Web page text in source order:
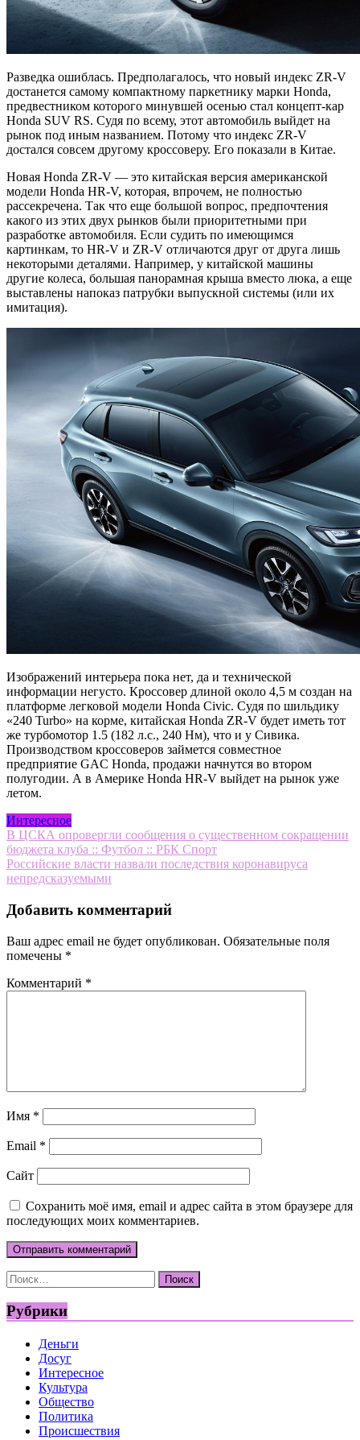
Разведка ошиблась. Предполагалось, что новый индекс ZR-V
достанется самому компактному паркетнику марки Honda,
предвестником которого минувшей осенью стал концепт-кар
Honda SUV RS. Судя по всему, этот автомобиль выйдет на
рынок под иным названием. Потому что индекс ZR-V
достался совсем другому кроссоверу. Его показали в Китае.
Новая Honda ZR-V — это китайская версия американской
модели Honda HR-V, которая, впрочем, не полностью
рассекречена. Так что еще большой вопрос, предпочтения
какого из этих двух рынков были приоритетными при
разработке автомобиля. Если судить по имеющимся
картинкам, то HR-V и ZR-V отличаются друг от друга лишь
некоторыми деталями. Например, у китайской машины
другие колеса, большая панорамная крыша вместо люка, а еще
выставлены напоказ патрубки выпускной системы (или их
имитация).
Изображений интерьера пока нет, да и технической
информации негусто. Кроссовер длиной около 4,5 м создан на
платформе легковой модели Honda Civic. Судя по шильдику
«240 Turbo» на корме, китайская Honda ZR-V будет иметь тот
же турбомотор 1.5 (182 л.с., 240 Нм), что и у Сивика.
Производством кроссоверов займется совместное
предприятие GAC Honda, продажи начнутся во втором
полугодии. А в Америке Honda HR-V выйдет на рынок уже
летом.
Интересное
Навигация
по
записям
В ЦСКА опровергли сообщения о существенном сокращении
бюджета клуба :: Футбол :: РБК Спорт
Российские власти назвали последствия коронавируса
непредсказуемыми
Добавить комментарий
Ваш адрес email не будет опубликован. Обязательные поля
помечены *
Комментарий *
Имя *
Email *
Сайт
Сохранить моё имя, email и адрес сайта в этом браузере для
последующих моих комментариев.
Найти:
Рубрики
Деньги
Досуг
Интересное
Культура
Общество
Политика
Происшествия